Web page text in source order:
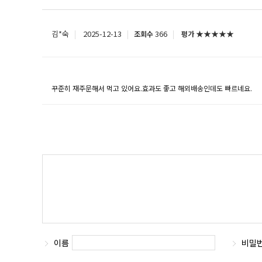
김*숙 2025-12-13 조회수366 평가★★★★★
꾸준히 재주문해서 먹고 있어요.효과도 좋고 해외배송인데도 빠르네요.
이름 비밀